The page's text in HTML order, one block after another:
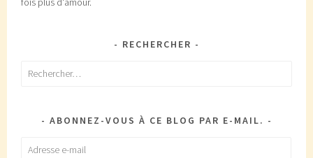
RECHERCHER
Rechercher :
ABONNEZ-VOUS À CE BLOG PAR E-MAIL.
Adresse